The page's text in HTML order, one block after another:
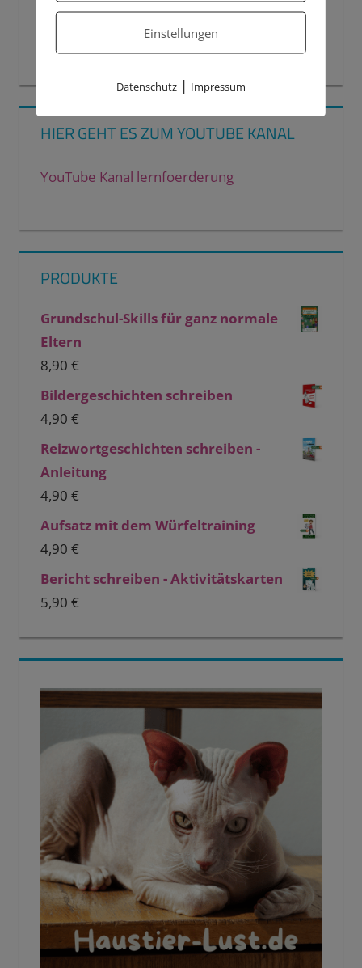
HIER GEHT ES ZUM YOUTUBE KANAL
YouTube Kanal lernfoerderung
PRODUKTE
Grundschul-Skills für ganz normale
Eltern
8,90 €
Bildergeschichten schreiben
4,90 €
Reizwortgeschichten schreiben -
Anleitung
4,90 €
Aufsatz mit dem Würfeltraining
4,90 €
Bericht schreiben - Aktivitätskarten
5,90 €
Einstellungen
Datenschutz| Impressum